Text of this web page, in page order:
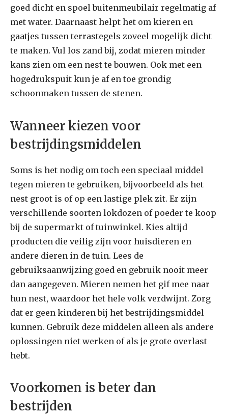
goed dicht en spoel buitenmeubilair regelmatig af
met water. Daarnaast helpt het om kieren en
gaatjes tussen terrastegels zoveel mogelijk dicht
te maken. Vul los zand bij, zodat mieren minder
kans zien om een nest te bouwen. Ook met een
hogedrukspuit kun je af en toe grondig
schoonmaken tussen de stenen.
Wanneer kiezen voor
bestrijdingsmiddelen
Soms is het nodig om toch een speciaal middel
tegen mieren te gebruiken, bijvoorbeeld als het
nest groot is of op een lastige plek zit. Er zijn
verschillende soorten lokdozen of poeder te koop
bij de supermarkt of tuinwinkel. Kies altijd
producten die veilig zijn voor huisdieren en
andere dieren in de tuin. Lees de
gebruiksaanwijzing goed en gebruik nooit meer
dan aangegeven. Mieren nemen het gif mee naar
hun nest, waardoor het hele volk verdwijnt. Zorg
dat er geen kinderen bij het bestrijdingsmiddel
kunnen. Gebruik deze middelen alleen als andere
oplossingen niet werken of als je grote overlast
hebt.
Voorkomen is beter dan
bestrijden